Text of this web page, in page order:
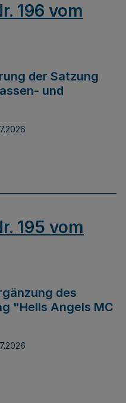
196 vom
der Satzung
und
195 vom
des
"Hells Angels MC